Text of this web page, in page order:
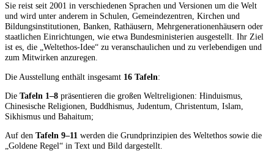
Sie reist seit 2001 in verschiedenen Sprachen und Versionen um die Welt
und wird unter anderem in Schulen, Gemeindezentren, Kirchen und
Bildungsinstitutionen, Banken, Rathäusern, Mehrgenerationenhäusern oder
staatlichen Einrichtungen, wie etwa Bundesministerien ausgestellt. Ihr Ziel
ist es, die „Weltethos-Idee“ zu veranschaulichen und zu verlebendigen und
zum Mitwirken anzuregen.
Die Ausstellung enthält insgesamt 16 Tafeln:
Die Tafeln 1–8 präsentieren die großen Weltreligionen: Hinduismus,
Chinesische Religionen, Buddhismus, Judentum, Christentum, Islam,
Sikhismus und Bahaitum;
Auf den Tafeln 9–11 werden die Grundprinzipien des Weltethos sowie die
„Goldene Regel“ in Text und Bild dargestellt.